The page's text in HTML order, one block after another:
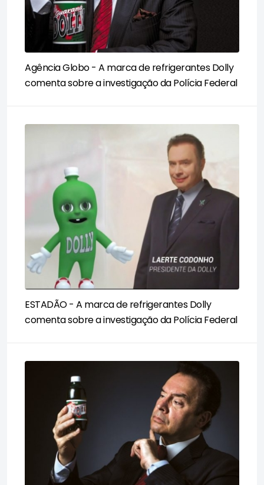
Agência Globo - A marca de refrigerantes Dolly
comenta sobre a investigação da Polícia Federal
ESTADÃO - A marca de refrigerantes Dolly
comenta sobre a investigação da Polícia Federal